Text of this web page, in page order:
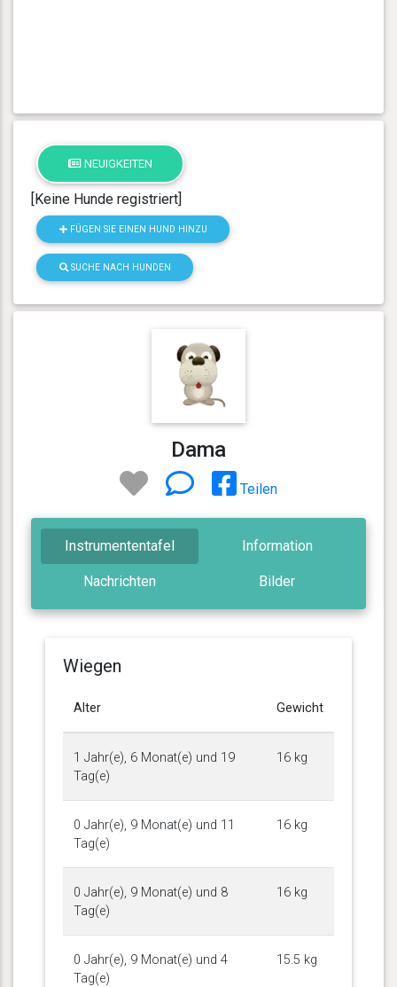
NEUIGKEITEN
[Keine Hunde registriert]
FÜGEN SIE EINEN HUND HINZU
SUCHE NACH HUNDEN
Dama
Teilen
Instrumententafel Information
Nachrichten Bilder
Wiegen
Alter Gewicht
1 Jahr(e), 6 Monat(e) und 19
Tag(e)
16 kg
0 Jahr(e), 9 Monat(e) und 11
Tag(e)
16 kg
0 Jahr(e), 9 Monat(e) und 8
Tag(e)
16 kg
0 Jahr(e), 9 Monat(e) und 4
Tag(e)
15.5 kg